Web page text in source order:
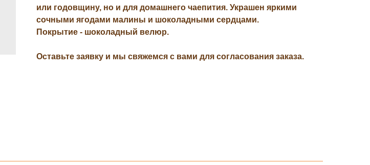
или годовщину, но и для домашнего чаепития. Украшен яркими
сочными ягодами малины и шоколадными сердцами.
Покрытие - шоколадный велюр.
Оставьте заявку и мы свяжемся с вами для согласования заказа.